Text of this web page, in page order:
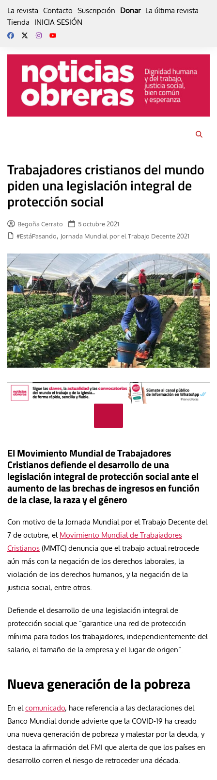
La revista Contacto Suscripción Donar La última revista
Tienda
INICIA SESIÓN
Trabajadores cristianos del mundo
piden una legislación integral de
protección social
Begoña Cerrato
5 octubre 2021
#EstáPasando, Jornada Mundial por el Trabajo Decente 2021
El Movimiento Mundial de Trabajadores
Cristianos defiende el desarrollo de una
legislación integral de protección social ante el
aumento de las brechas de ingresos en función
de la clase, la raza y el género
Con motivo de la Jornada Mundial por el Trabajo Decente del
7 de octubre, el Movimiento Mundial de Trabajadores
Cristianos (MMTC) denuncia que el trabajo actual retrocede
aún más con la negación de los derechos laborales, la
violación de los derechos humanos, y la negación de la
justicia social, entre otros.
Defiende el desarrollo de una legislación integral de
protección social que “garantice una red de protección
mínima para todos los trabajadores, independientemente del
salario, el tamaño de la empresa y el lugar de origen”.
Nueva generación de la pobreza
En elcomunicado, hace referencia a las declaraciones del
Banco Mundial donde advierte que la COVID-19 ha creado
una nueva generación de pobreza y malestar por la deuda, y
destaca la afirmación del FMI que alerta de que los países en
desarrollo corren el riesgo de retroceder una década.